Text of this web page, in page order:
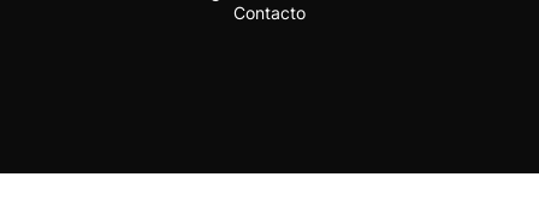
Contacto